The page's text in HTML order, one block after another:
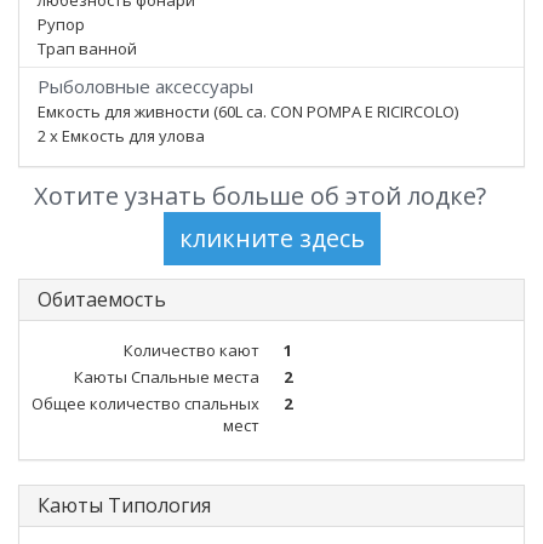
Рупор
Трап ванной
Рыболовные аксессуары
Емкость для живности (60L ca. CON POMPA E RICIRCOLO)
2 x Емкость для улова
Хотите узнать больше об этой лодке?
Обитаемость
Количество кают
1
Каюты Спальные места
2
Общее количество спальных
мест
2
Каюты Типология